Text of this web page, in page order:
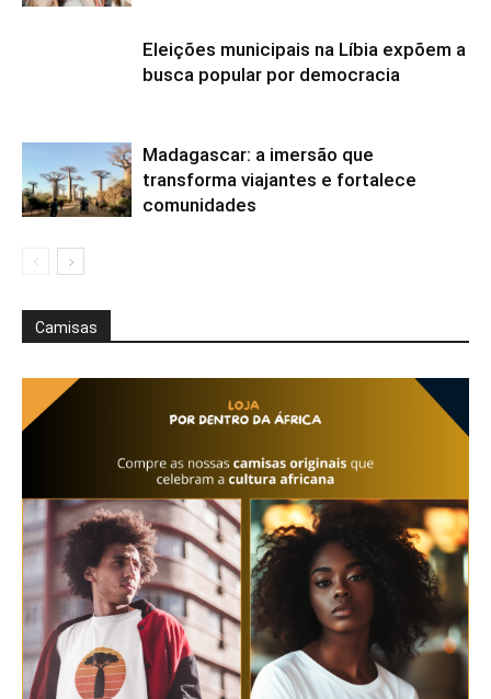
Eleições municipais na Líbia expõem a
busca popular por democracia
Madagascar: a imersão que
transforma viajantes e fortalece
comunidades
Camisas